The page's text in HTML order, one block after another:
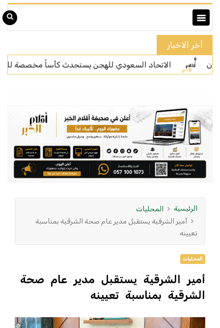
أخر الاخبار
الاتحاد السعودي للهجن يستحدث كأساً مخصصة للسعوديين
الرئيسية
المحليات
أمير الشرقية يستقبل مدير عام صحة الشرقية بمناسبة
تعيينه
المحليات
أمير الشرقية يستقبل مدير عام صحة
الشرقية بمناسبة تعيينه